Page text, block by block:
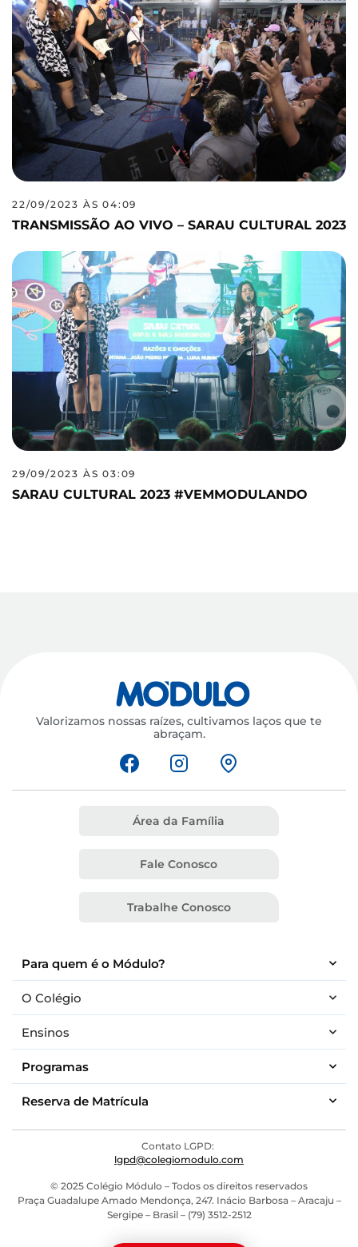
22/09/2023 ÀS 04:09
TRANSMISSÃO AO VIVO – SARAU CULTURAL 2023
29/09/2023 ÀS 03:09
SARAU CULTURAL 2023 #VEMMODULANDO
Valorizamos nossas raízes, cultivamos laços que te
abraçam.
Para quem é o Módulo?
O Colégio
Ensinos
Programas
Reserva de Matrícula
Área da Família
Fale Conosco
Trabalhe Conosco
Contato LGPD:
lgpd@colegiomodulo.com
© 2025 Colégio Módulo – Todos os direitos reservados
Praça Guadalupe Amado Mendonça, 247. Inácio Barbosa – Aracaju –
Sergipe – Brasil – (79) 3512-2512